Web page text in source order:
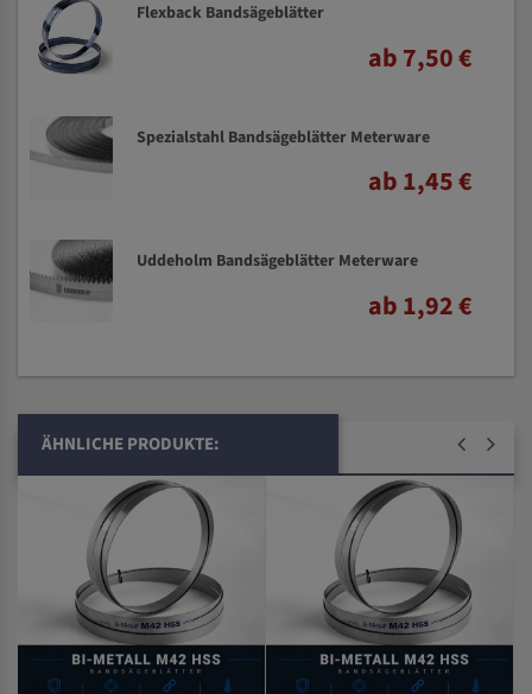
Flexback Bandsägeblätter
ab 7,50 €
Spezialstahl Bandsägeblätter Meterware
ab 1,45 €
Uddeholm Bandsägeblätter Meterware
ab 1,92 €
ÄHNLICHE PRODUKTE: